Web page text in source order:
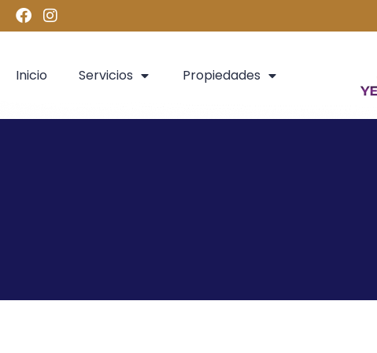
Inicio Servicios Propiedades